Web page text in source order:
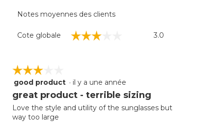
Notes moyennes des clients
Cote globale ☆☆☆☆☆
☆☆☆☆☆ 3.0
5.
☆☆☆☆☆
☆☆☆☆☆
3
sur
5.
good product · il y a une année
great product - terrible sizing
Love the style and utility of the sunglasses but
way too large